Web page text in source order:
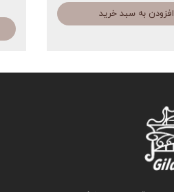
افزودن به سبد خرید